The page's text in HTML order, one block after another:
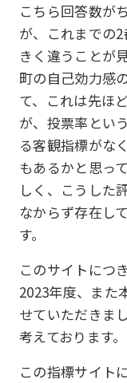
こちら回答数が
が、これまでの
きく違うことが
町の自己効力感
て、これは先ほ
が、投票率とい
る客観指標がな
もあるかと思っ
しく、こうした
なからず存在し
す。
このサイトにつ
2023年度、また
せていただきま
考えております。
この指標サイト